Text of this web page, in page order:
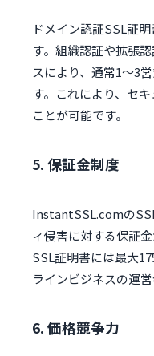
ドメイン認証SSL証
す。組織認証や拡張
スにより、通常1〜3
す。これにより、セ
ことが可能です。
5. 保証金制度
InstantSSL.comの
ィ侵害に対する保証
SSL証明書には最大
ラインビジネスの運
6. 価格競争力